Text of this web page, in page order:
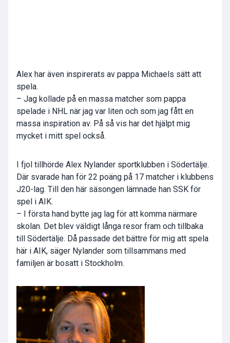
Alex har även inspirerats av pappa Michaels sätt att
spela.
– Jag kollade på en massa matcher som pappa
spelade i NHL när jag var liten och som jag fått en
massa inspiration av. På så vis har det hjälpt mig
mycket i mitt spel också.
I fjol tillhörde Alex Nylander sportklubben i Södertälje.
Där svarade han för 22 poäng på 17 matcher i klubbens
J20-lag. Till den här säsongen lämnade han SSK för
spel i AIK.
– I första hand bytte jag lag för att komma närmare
skolan. Det blev väldigt långa resor fram och tillbaka
till Södertälje. Då passade det bättre för mig att spela
här i AIK, säger Nylander som tillsammans med
familjen är bosatt i Stockholm.